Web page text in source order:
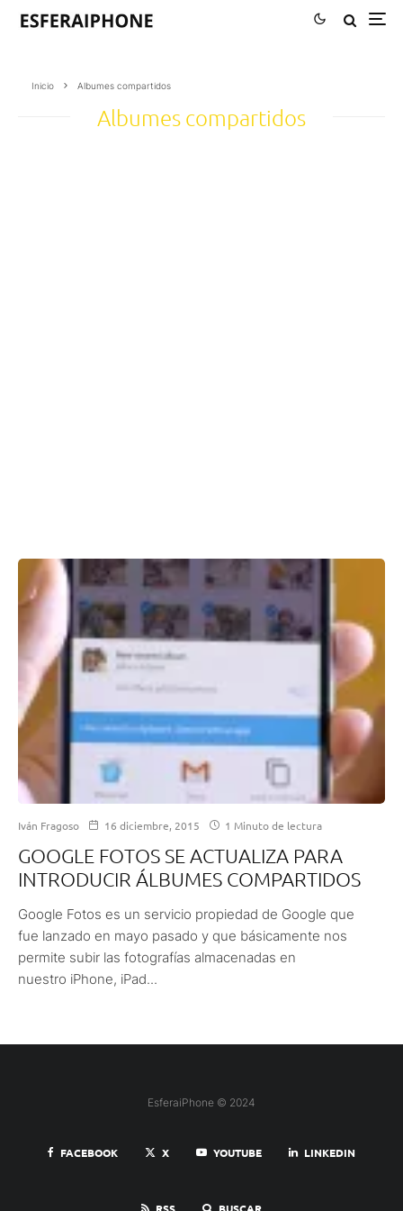
Inicio Albumes compartidos
Albumes compartidos
Iván Fragoso 16 diciembre, 2015 1 Minuto de lectura
GOOGLE FOTOS SE ACTUALIZA PARA
INTRODUCIR ÁLBUMES COMPARTIDOS
Google Fotos es un servicio propiedad de Google que
fue lanzado en mayo pasado y que básicamente nos
permite subir las fotografías almacenadas en
nuestro iPhone, iPad...
EsferaiPhone © 2024
FACEBOOK X YOUTUBE LINKEDIN
RSS BUSCAR